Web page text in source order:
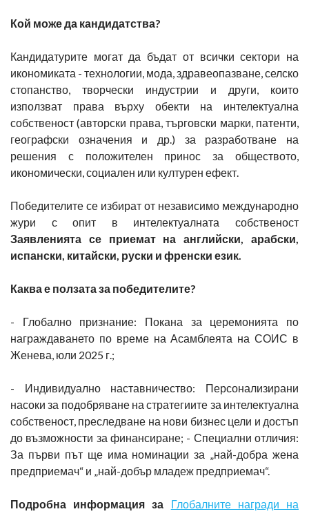
Кой може да кандидатства?
Кандидатурите могат да бъдат от всички сектори на
икономиката - технологии, мода, здравеопазване, селско
стопанство, творчески индустрии и други, които
използват права върху обекти на интелектуална
собственост (авторски права, търговски марки, патенти,
географски означения и др.) за разработване на
решения с положителен принос за обществото,
икономически, социален или културен ефект.
Победителите се избират от независимо международно
жури с опит в интелектуалната собственост
Заявленията се приемат на английски, арабски,
испански, китайски, руски и френски език.
Каква е ползата за победителите?
- Глобално признание: Покана за церемонията по
награждаването по време на Асамблеята на СОИС в
Женева, юли 2025 г.;
- Индивидуално наставничество: Персонализирани
насоки за подобряване на стратегиите за интелектуална
собственост, преследване на нови бизнес цели и достъп
до възможности за финансиране; - Специални отличия:
За първи път ще има номинации за „най-добра жена
предприемач“ и „най-добър младеж предприемач“.
Подробна информация за
Глобалните награди на